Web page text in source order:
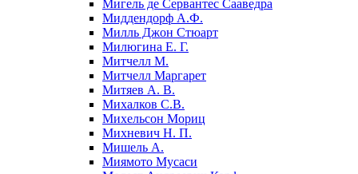
Мигель де Сервантес Сааведра
Миддендорф А.Ф.
Милль Джон Стюарт
Милюгина Е. Г.
Митчелл М.
Митчелл Маргарет
Митяев А. В.
Михалков С.В.
Михельсон Мориц
Михневич Н. П.
Мишель А.
Миямото Мусаси